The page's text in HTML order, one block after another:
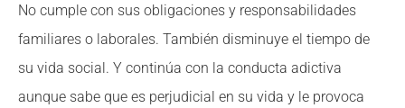
No cumple con sus obligaciones y responsabilidades
familiares o laborales. También disminuye el tiempo de
su vida social. Y continúa con la conducta adictiva
aunque sabe que es perjudicial en su vida y le provoca